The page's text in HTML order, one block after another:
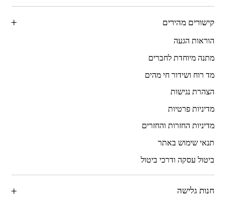
קישורים מהירים
הוראות הגעה
מתנה מיוחדת לחברים
מד רוח ושידור חי מהים
הצהרת נגישות
מדיניות פרטיות
מדיניות החזרות והחזרים
תנאי שימוש באתר
ביטול עסקה ודרכי ביטול
חנות גלישה